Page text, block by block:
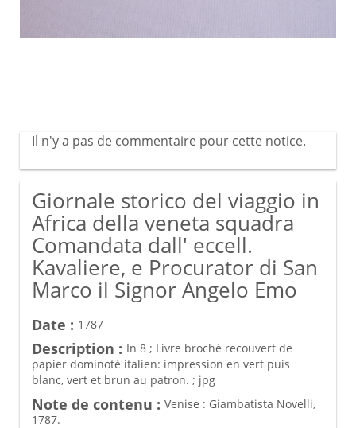
Il n'y a pas de commentaire pour cette notice.
Giornale storico del viaggio in
Africa della veneta squadra
Comandata dall' eccell.
Kavaliere, e Procurator di San
Marco il Signor Angelo Emo
Date : 1787
Description : In 8 ; Livre broché recouvert de
papier dominoté italien: impression en vert puis
blanc, vert et brun au patron. ; jpg
Note de contenu : Venise : Giambatista Novelli,
1787.